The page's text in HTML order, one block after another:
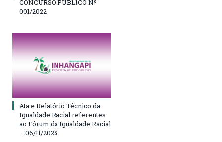
CONCURSO PÚBLICO Nº
001/2022
Ata e Relatório Técnico da
Igualdade Racial referentes
ao Fórum da Igualdade Racial
– 06/11/2025